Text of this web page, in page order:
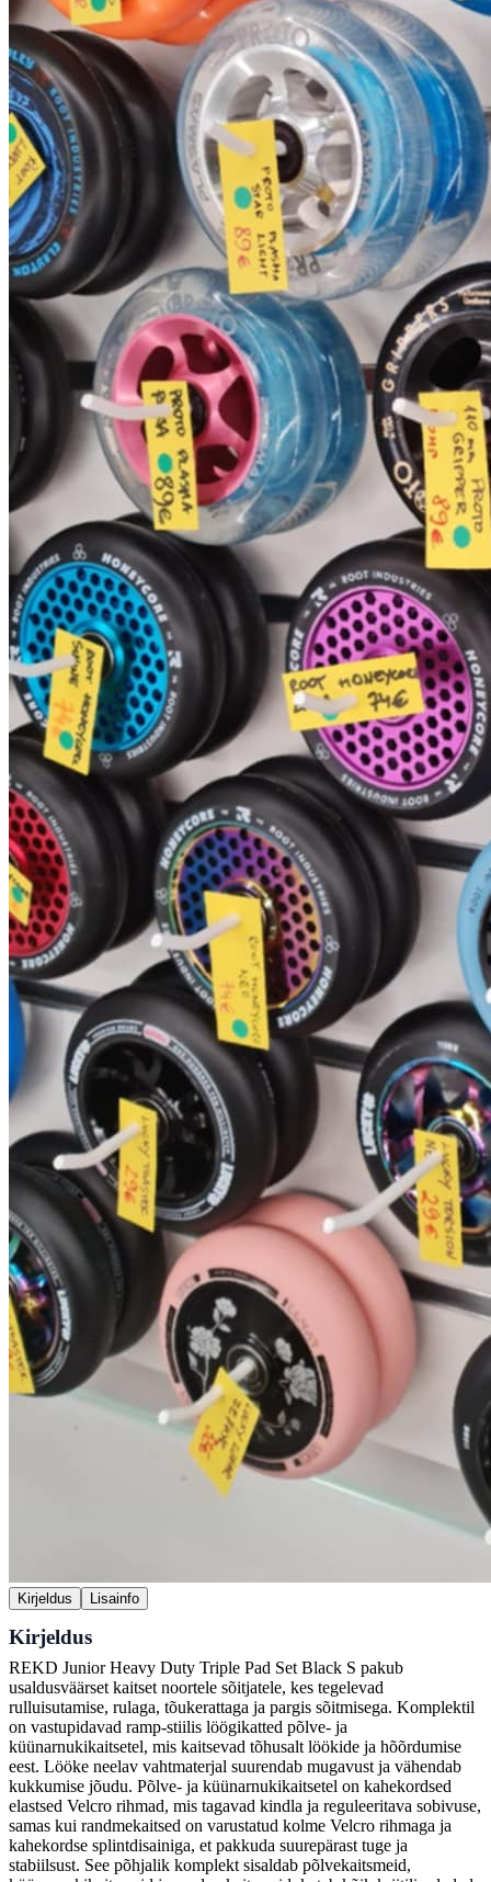
Kirjeldus Lisainfo
Kirjeldus
REKD Junior Heavy Duty Triple Pad Set Black S pakub
usaldusväärset kaitset noortele sõitjatele, kes tegelevad
rulluisutamise, rulaga, tõukerattaga ja pargis sõitmisega. Komplektil
on vastupidavad ramp-stiilis löögikatted põlve- ja
küünarnukikaitsetel, mis kaitsevad tõhusalt löökide ja hõõrdumise
eest. Lööke neelav vahtmaterjal suurendab mugavust ja vähendab
kukkumise jõudu. Põlve- ja küünarnukikaitsetel on kahekordsed
elastsed Velcro rihmad, mis tagavad kindla ja reguleeritava sobivuse,
samas kui randmekaitsed on varustatud kolme Velcro rihmaga ja
kahekordse splintdisainiga, et pakkuda suurepärast tuge ja
stabiilsust. See põhjalik komplekt sisaldab põlvekaitsmeid,